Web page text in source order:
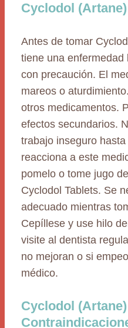
Cyclodol
Antes de tomar
tiene una
con precaución. El
mareos o
otros medicamentos.
efectos secundarios.
trabajo inseguro
reacciona a este
pomelo o tome jugo
Cyclodol Tablets. Se
adecuado mientras
Cepíllese y use hilo
visite al dentista
no mejoran o si
médico.
Cyclodol (Artane)